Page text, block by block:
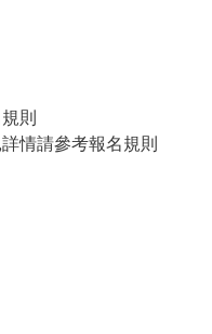
則
情請參考報名規則